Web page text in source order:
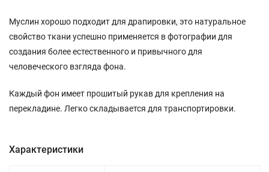
Муслин хорошо подходит для драпировки, это натуральное
свойство ткани успешно применяется в фотографии для
создания более естественного и привычного для
человеческого взгляда фона.
Каждый фон имеет прошитый рукав для крепления на
перекладине. Легко складывается для транспортировки.
Характеристики